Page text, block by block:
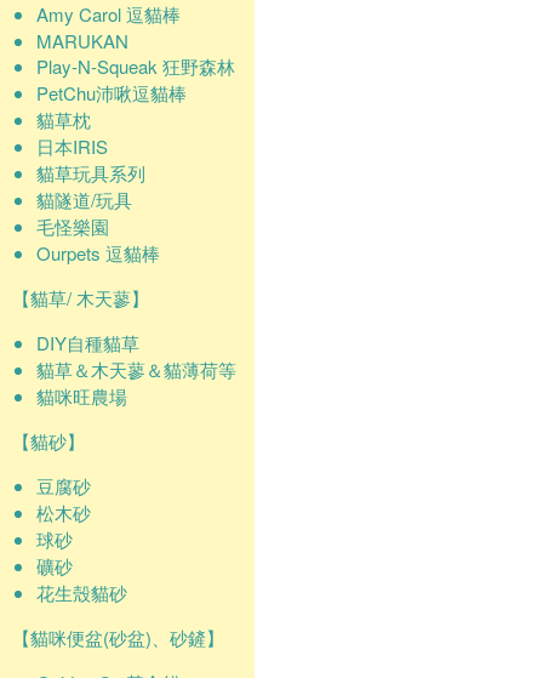
Amy Carol 逗貓棒
MARUKAN
Play-N-Squeak 狂野森林
PetChu沛啾逗貓棒
貓草枕
日本IRIS
貓草玩具系列
貓隧道/玩具
毛怪樂園
Ourpets 逗貓棒
【貓草/ 木天蓼】
DIY自種貓草
貓草＆木天蓼＆貓薄荷等
貓咪旺農場
【貓砂】
豆腐砂
松木砂
球砂
礦砂
花生殼貓砂
【貓咪便盆(砂盆)、砂鏟】